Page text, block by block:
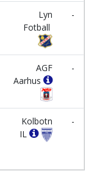
Lyn
Fotball
-
AGF
Aarhus
-
Kolbotn
IL
-